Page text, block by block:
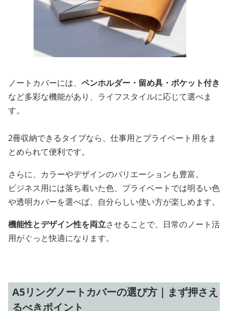
ノートカバーには、 ペンホルダー・留め具・ポケット付き
など多彩な機能があり、ライフスタイルに応じて選べま
す。
2冊収納できるタイプなら、仕事用とプライベート用をま
とめられて便利です。
さらに、カラーやデザインのバリエーションも豊富。
ビジネス用には落ち着いた色、プライベートでは明るい色
や透明カバーを選べば、自分らしい使い方が楽しめます。
機能性とデザイン性を両立させることで、日常のノート活
用がぐっと快適になります。
A5リングノートカバーの選び方｜まず押さえ
るべきポイント